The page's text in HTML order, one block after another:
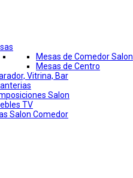
Mesas de Comedor Salon
Mesas de Centro
Vitrina, Bar
Salon
TV
Salon Comedor